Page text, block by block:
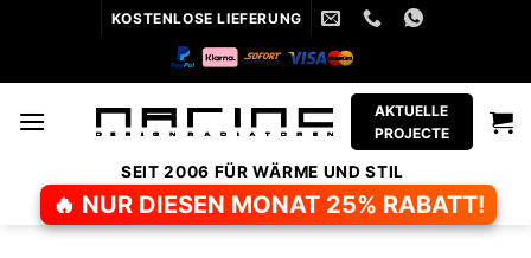
KOSTENLOSE LIEFERUNG
AKTUELLE
PROJECTE
SEIT 2006 FÜR WÄRME UND STIL
🔥 NUR DIESEN MONAT 25% RABATT!